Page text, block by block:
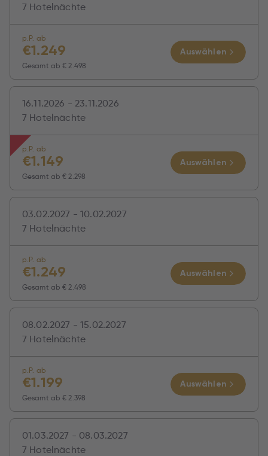
7 Hotelnächte
p.P. ab
€1.249
Gesamt ab€ 2.498
Auswählen
16.11.2026 - 23.11.2026
7 Hotelnächte
p.P. ab
€1.149
Gesamt ab€ 2.298
Auswählen
03.02.2027 - 10.02.2027
7 Hotelnächte
p.P. ab
€1.249
Gesamt ab€ 2.498
Auswählen
08.02.2027 - 15.02.2027
7 Hotelnächte
p.P. ab
€1.199
Gesamt ab€ 2.398
Auswählen
01.03.2027 - 08.03.2027
7 Hotelnächte